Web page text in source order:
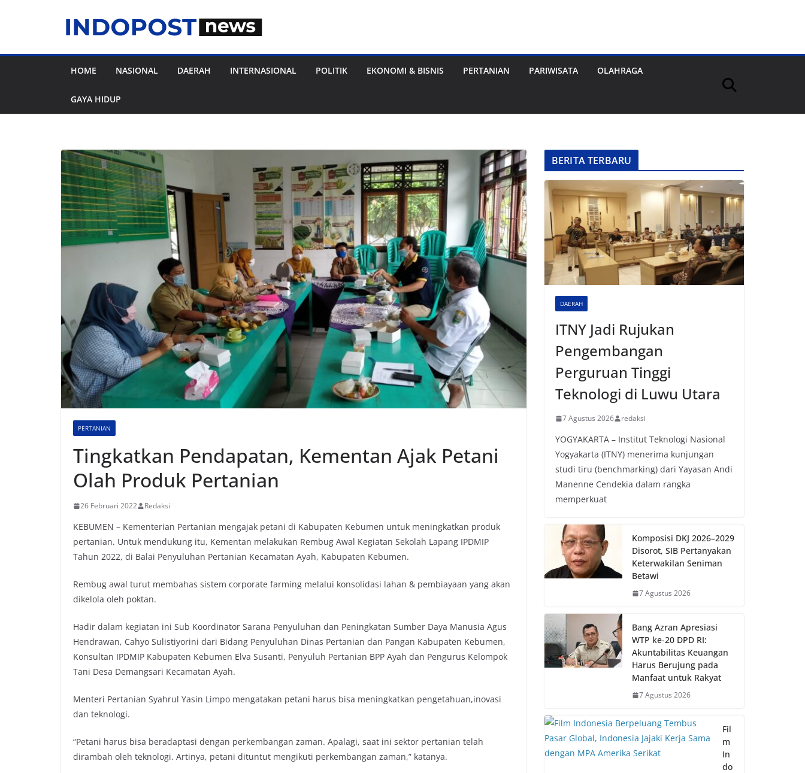
HOME NASIONAL DAERAH INTERNASIONAL POLITIK EKONOMI & BISNIS PERTANIAN PARIWISATA OLAHRAGA
GAYA HIDUP
PERTANIAN
Tingkatkan Pendapatan, Kementan Ajak Petani
Olah Produk Pertanian
26 Februari 2022 Redaksi
KEBUMEN – Kementerian Pertanian mengajak petani di Kabupaten Kebumen untuk meningkatkan produk
pertanian. Untuk mendukung itu, Kementan melakukan Rembug Awal Kegiatan Sekolah Lapang IPDMIP
Tahun 2022, di Balai Penyuluhan Pertanian Kecamatan Ayah, Kabupaten Kebumen.
Rembug awal turut membahas sistem corporate farming melalui konsolidasi lahan & pembiayaan yang akan
dikelola oleh poktan.
Hadir dalam kegiatan ini Sub Koordinator Sarana Penyuluhan dan Peningkatan Sumber Daya Manusia Agus
Hendrawan, Cahyo Sulistiyorini dari Bidang Penyuluhan Dinas Pertanian dan Pangan Kabupaten Kebumen,
Konsultan IPDMIP Kabupaten Kebumen Elva Susanti, Penyuluh Pertanian BPP Ayah dan Pengurus Kelompok
Tani Desa Demangsari Kecamatan Ayah.
Menteri Pertanian Syahrul Yasin Limpo mengatakan petani harus bisa meningkatkan pengetahuan,inovasi
dan teknologi.
“Petani harus bisa beradaptasi dengan perkembangan zaman. Apalagi, saat ini sektor pertanian telah
dirambah oleh teknologi. Artinya, petani dituntut mengikuti perkembangan zaman,” katanya.
BERITA TERBARU
DAERAH
ITNY Jadi Rujukan
Pengembangan
Perguruan Tinggi
Teknologi di Luwu Utara
7 Agustus 2026 redaksi
YOGYAKARTA – Institut Teknologi Nasional
Yogyakarta (ITNY) menerima kunjungan
studi tiru (benchmarking) dari Yayasan Andi
Manenne Cendekia dalam rangka
memperkuat
Komposisi DKJ 2026–2029
Disorot, SIB Pertanyakan
Keterwakilan Seniman
Betawi
7 Agustus 2026
Bang Azran Apresiasi
WTP ke-20 DPD RI:
Akuntabilitas Keuangan
Harus Berujung pada
Manfaat untuk Rakyat
7 Agustus 2026
Fil
m
In
do